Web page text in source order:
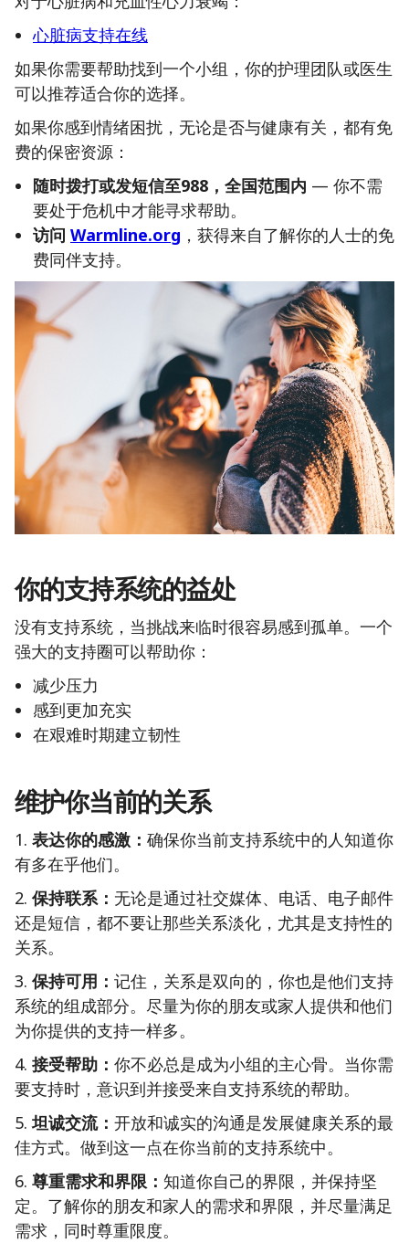
心脏病支持在线
如果你需要帮助找到一个小组，你的护理团队或医生
可以推荐适合你的选择。
如果你感到情绪困扰，无论是否与健康有关，都有免
费的保密资源：
随时拨打或发短信至988，全国范围内 — 你不需
要处于危机中才能寻求帮助。
访问 Warmline.org ，获得来自了解你的人士的免
费同伴支持。
你的支持系统的益处
没有支持系统，当挑战来临时很容易感到孤单。一个
强大的支持圈可以帮助你：
减少压力
感到更加充实
在艰难时期建立韧性
维护你当前的关系
1. 表达你的感激： 确保你当前支持系统中的人知道你
有多在乎他们。
2. 保持联系： 无论是通过社交媒体、电话、电子邮件
还是短信，都不要让那些关系淡化，尤其是支持性的
关系。
3. 保持可用： 记住，关系是双向的，你也是他们支持
系统的组成部分。尽量为你的朋友或家人提供和他们
为你提供的支持一样多。
4. 接受帮助： 你不必总是成为小组的主心骨。当你需
要支持时，意识到并接受来自支持系统的帮助。
5.坦诚交流： 开放和诚实的沟通是发展健康关系的最
佳方式。做到这一点在你当前的支持系统中。
6. 尊重需求和界限： 知道你自己的界限，并保持坚
定。了解你的朋友和家人的需求和界限，并尽量满足
需求，同时尊重限度。